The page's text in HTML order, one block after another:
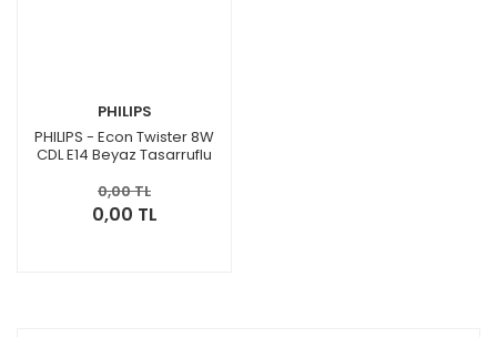
PHILIPS
PHILIPS - Econ Twister 8W
CDL E14 Beyaz Tasarruflu
0,00 TL
0,00 TL